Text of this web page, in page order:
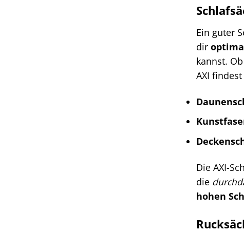
Ein guter
dir
kannst. Ob
AXI
Die AXI-
die
hohen